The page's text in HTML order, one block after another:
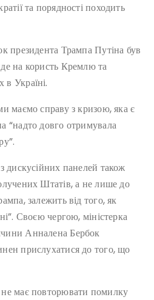
та порядності походить
президента Трампа Путіна був
на користь Кремлю та
Україні.
маємо справу з кризою, яка є
“надто довго отримувала
дискусійних панелей також
Штатів, а не лише до
залежить від того, як
Своєю чергою, міністерка
Анналена Бербок
прислухатися до того, що
має повторювати помилку